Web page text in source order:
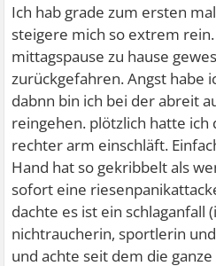
Ich hab grade zum ersten
steigere mich so extrem
mittagspause zu hause
zurückgefahren. Angst habe
dabnn bin ich bei der abreit
reingehen. plötzlich hatte ich
rechter arm einschläft.
Hand hat so gekribbelt als
sofort eine
dachte es ist ein schlaganfall
nichtraucherin, sportlerin
und achte seit dem die